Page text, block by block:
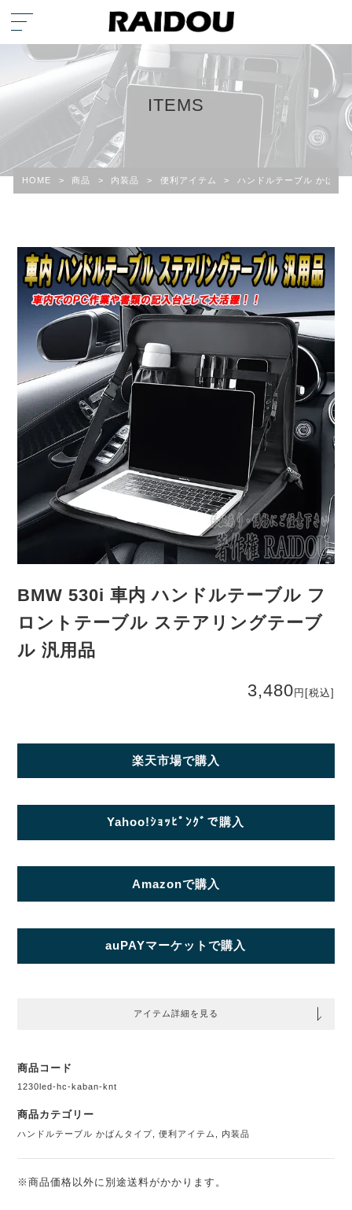
ITEMS
HOME > 商品 > 内装品 > 便利アイテム > ハンドルテーブル かばん
BMW 530i 車内 ハンドルテーブル フ
ロントテーブル ステアリングテーブ
ル 汎用品
3,480円 [税込]
楽天市場で購入
Yahoo!ｼｮｯﾋﾟﾝｸﾞで購入
Amazonで購入
auPAYマーケットで購入
アイテム詳細を見る
商品コード
1230led-hc-kaban-knt
商品カテゴリー
ハンドルテーブル かばんタイプ ,便利アイテム 内装品
※商品価格以外に別途送料がかかります。